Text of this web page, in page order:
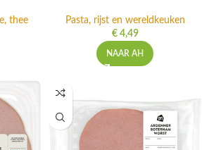
thee
Pasta, rijst en wereldkeuken
€4,49
NAAR AH